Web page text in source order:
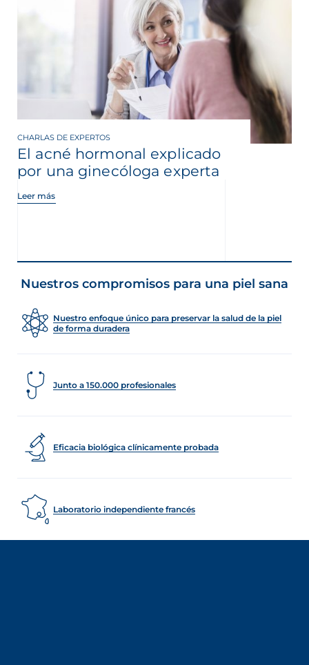
CHARLAS DE EXPERTOS
El acné hormonal explicado
por una ginecóloga experta
Leer más
Nuestros compromisos para una piel sana
Nuestro enfoque único para preservar la salud de la piel
de forma duradera
Junto a 150.000 profesionales
Eficacia biológica clínicamente probada
Laboratorio independiente francés